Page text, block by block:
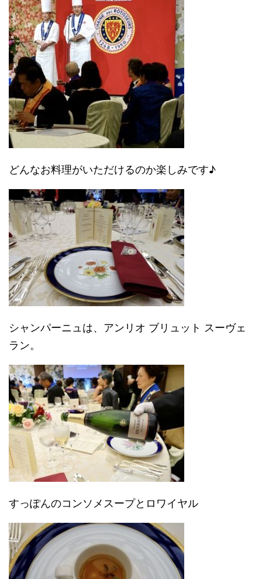
どんなお料理がいただけるのか楽しみです♪
シャンパーニュは、アンリオ ブリュット スーヴェ
ラン。
すっぽんのコンソメスープとロワイヤル